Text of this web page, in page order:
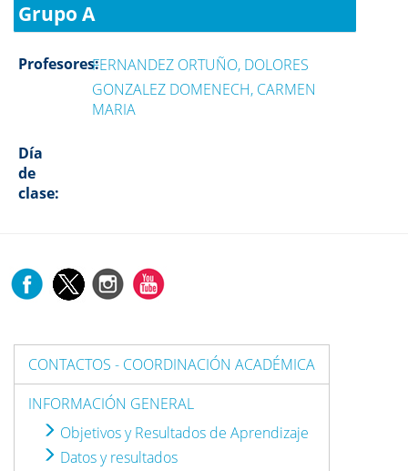
Grupo A
Profesores:FERNANDEZ ORTUÑO, DOLORES
GONZALEZ DOMENECH, CARMEN
MARIA
Día
de
clase:
CONTACTOS - COORDINACIÓN ACADÉMICA
INFORMACIÓN GENERAL
Objetivos y Resultados de Aprendizaje
Datos y resultados